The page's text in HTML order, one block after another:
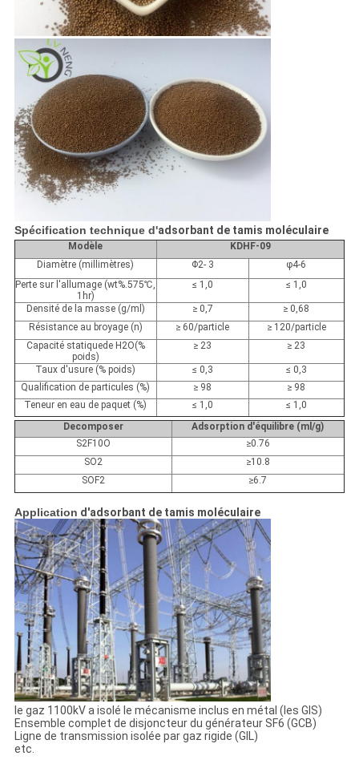
Spécification technique d'adsorbant de tamis moléculaire
Modèle
KDHF-09
Diamètre (millimètres)
Φ2- 3 φ4-6
Perte sur l'allumage (wt%.575℃,
1hr)
≤ 1,0 ≤ 1,0
Densité de la masse (g/ml) ≥0,7 ≥ 0,68
Résistance au broyage (n)
≥ 60/particle ≥120/particle
CapacitéstatiquedeH 2O(%
poids)
≥ 23 ≥ 23
Taux d'usure (% poids) ≤ 0,3 ≤ 0,3
Qualification de particules (%) ≥ 98 ≥ 98
Teneur en eau de paquet (%)
≤ 1,0 ≤ 1,0
Decomposer
Adsorption d'équilibre (ml/g)
S2F10O
≥0.76
SO2
≥10.8
SOF2
≥6.7
Application d'adsorbant de tamis moléculaire
le gaz 1100kV a isolé le mécanisme inclus en métal (les GIS)
Ensemble complet de disjoncteur du générateur SF6 (GCB)
Ligne de transmission isolée par gaz rigide (GIL)
etc.